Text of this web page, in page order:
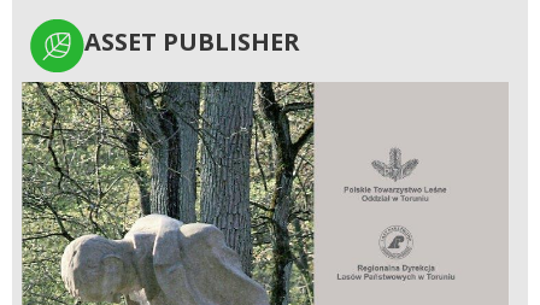
ASSET PUBLISHER
ASSET PUBLISHER